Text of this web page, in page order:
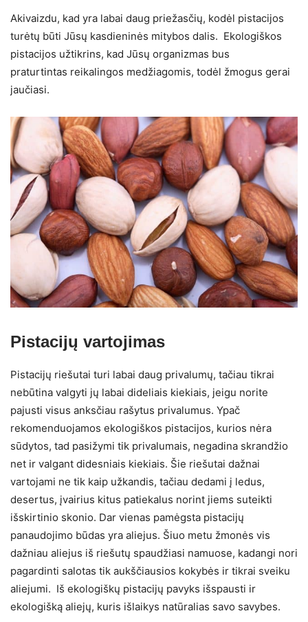
Akivaizdu, kad yra labai daug priežasčių, kodėl pistacijos
turėtų būti Jūsų kasdieninės mitybos dalis. Ekologiškos
pistacijos užtikrins, kad Jūsų organizmas bus
praturtintas reikalingos medžiagomis, todėl žmogus gerai
jaučiasi.
Pistacijų vartojimas
Pistacijų riešutai turi labai daug privalumų, tačiau tikrai
nebūtina valgyti jų labai dideliais kiekiais, jeigu norite
pajusti visus anksčiau rašytus privalumus. Ypač
rekomenduojamos ekologiškos pistacijos, kurios nėra
sūdytos, tad pasižymi tik privalumais, negadina skrandžio
net ir valgant didesniais kiekiais. Šie riešutai dažnai
vartojami ne tik kaip užkandis, tačiau dedami į ledus,
desertus, įvairius kitus patiekalus norint jiems suteikti
išskirtinio skonio. Dar vienas pamėgsta pistacijų
panaudojimo būdas yra aliejus. Šiuo metu žmonės vis
dažniau aliejus iš riešutų spaudžiasi namuose, kadangi nori
pagardinti salotas tik aukščiausios kokybės ir tikrai sveiku
aliejumi. Iš ekologiškų pistacijų pavyks išspausti ir
ekologišką aliejų, kuris išlaikys natūralias savo savybes.